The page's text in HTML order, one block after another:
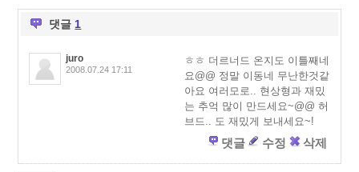
댓글 1
juro
2008.07.24 17:11
ㅎㅎ 더르너드 온지도 이틀째네
요@@ 정말 이동네 무난한것같
아요 여러모로.. 현상형과 재밌
는 추억 많이 만드세요~@@ 허
브드.. 도 재밌게 보내세요~!
댓글 수정 삭제